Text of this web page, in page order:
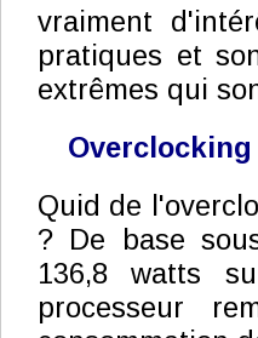
vraiment
pratiques et
extrêmes qui
Overclocking
Quid de
? De base
136,8 watts
processeur